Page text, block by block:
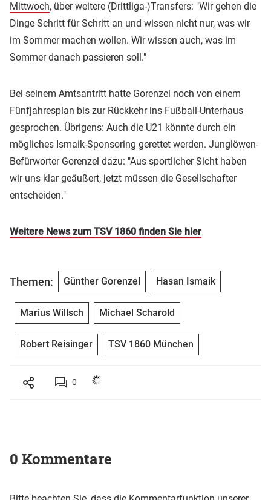
Mittwoch, über weitere (Drittliga-)Transfers: "Wir gehen die
Dinge Schritt für Schritt an und wissen nicht nur, was wir
im Sommer machen wollen. Wir wissen auch, was im
Sommer danach passieren soll."
Bei seinem Amtsantritt hatte Gorenzel noch von einem
Fünfjahresplan bis zur Rückkehr ins Fußball-Unterhaus
gesprochen. Übrigens: Auch die U21 könnte durch ein
mögliches Ismaik-Sponsoring gerettet werden. Junglöwen-
Befürworter Gorenzel dazu: "Aus sportlicher Sicht haben
wir uns klar geäußert, jetzt müssen die Gesellschafter
entscheiden."
Weitere News zum TSV 1860 finden Sie hier
Themen: Günther Gorenzel Hasan Ismaik
Marius Willsch Michael Scharold
Robert Reisinger TSV 1860 München
0
0 Kommentare